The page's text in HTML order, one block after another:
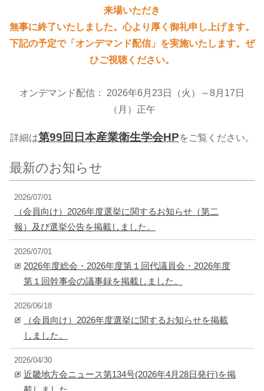
来場いただき
無事に終了いたしました。心より厚く御礼申し上げます。
下記の予定で「オンデマンド配信」を実施いたします。ぜ
ひご視聴ください。
オンデマンド配信： 2026年6月23日（火）～8月17日
（月）正午
詳細は第99回日本産業衛生学会HPをご覧ください。
最新のお知らせ
2026/07/01
（会員向け）2026年度選挙に関するお知らせ（第二
報）及び選挙公告を掲載しました。
2026/07/01
2026年度総会・2026年度第１回代議員会・2026年度
第１回幹事会の議事録を掲載しました。
2026/06/18
（会員向け）2026年度選挙に関するお知らせを掲載
しました。
2026/04/30
近畿地方会ニュース第134号(2026年4月28日発行)を掲